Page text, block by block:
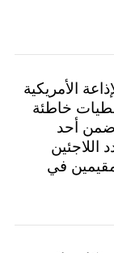
الأمريكية
خاطئة
أحد
اللاجئين
في